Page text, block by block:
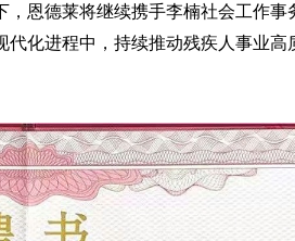
恩德莱将继续携手李楠社会工作
化进程中，持续推动残疾人事业高